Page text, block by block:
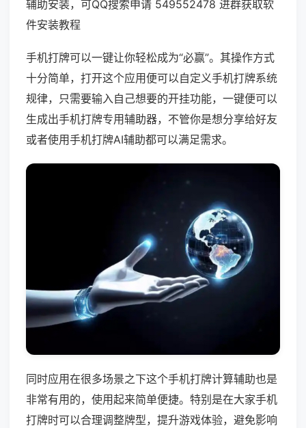
辅助安装，可QQ搜索申请 549552478 进群获取软
件安装教程
手机打牌可以一键让你轻松成为“必赢”。其操作方式
十分简单，打开这个应用便可以自定义手机打牌系统
规律，只需要输入自己想要的开挂功能，一键便可以
生成出手机打牌专用辅助器，不管你是想分享给好友
或者使用手机打牌AI辅助都可以满足需求。
同时应用在很多场景之下这个手机打牌计算辅助也是
非常有用的，使用起来简单便捷。特别是在大家手机
打牌时可以合理调整牌型，提升游戏体验，避免影响